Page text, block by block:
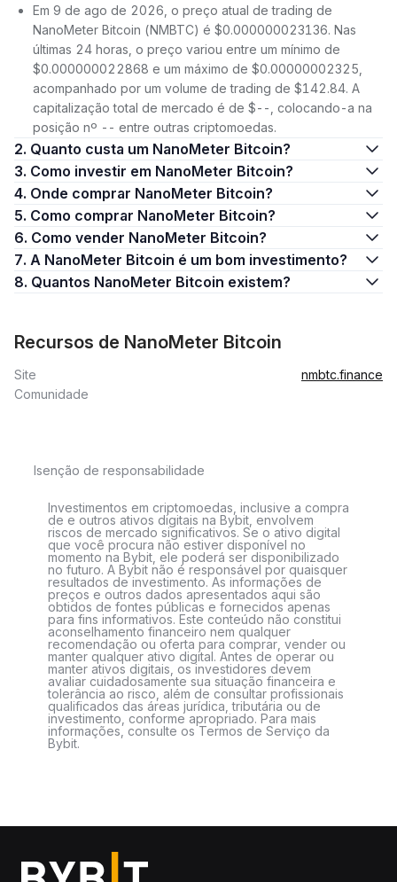
Em 9 de ago de 2026, o preço atual de trading de
NanoMeter Bitcoin (NMBTC) é $0.000000023136. Nas
últimas 24 horas, o preço variou entre um mínimo de
$0.000000022868 e um máximo de $0.00000002325,
acompanhado por um volume de trading de $142.84. A
capitalização total de mercado é de $--, colocando-a na
posição nº -- entre outras criptomoedas.
2. Quanto custa um NanoMeter Bitcoin?
3. Como investir em NanoMeter Bitcoin?
4. Onde comprar NanoMeter Bitcoin?
5. Como comprar NanoMeter Bitcoin?
6. Como vender NanoMeter Bitcoin?
7. A NanoMeter Bitcoin é um bom investimento?
8. Quantos NanoMeter Bitcoin existem?
Recursos de NanoMeter Bitcoin
Site
nmbtc.finance
Comunidade
Isenção de responsabilidade
Investimentos em criptomoedas, inclusive a compra
de e outros ativos digitais na Bybit, envolvem
riscos de mercado significativos. Se o ativo digital
que você procura não estiver disponível no
momento na Bybit, ele poderá ser disponibilizado
no futuro. A Bybit não é responsável por quaisquer
resultados de investimento. As informações de
preços e outros dados apresentados aqui são
obtidos de fontes públicas e fornecidos apenas
para fins informativos. Este conteúdo não constitui
aconselhamento financeiro nem qualquer
recomendação ou oferta para comprar, vender ou
manter qualquer ativo digital. Antes de operar ou
manter ativos digitais, os investidores devem
avaliar cuidadosamente sua situação financeira e
tolerância ao risco, além de consultar profissionais
qualificados das áreas jurídica, tributária ou de
investimento, conforme apropriado. Para mais
informações, consulte os Termos de Serviço da
Bybit.